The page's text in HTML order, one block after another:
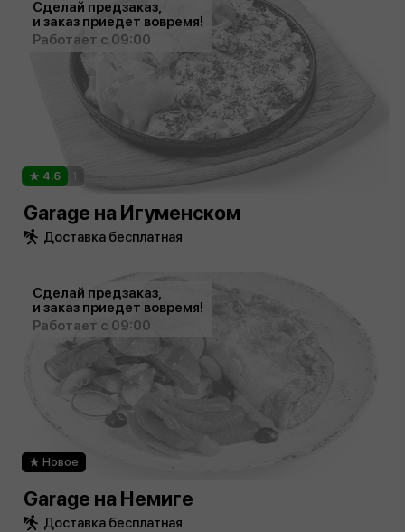
Сделай предзаказ,
и заказ приедет вовремя!
Работает с 09:00
4.6 1
Garage на Игуменском
Доставка бесплатная
Сделай предзаказ,
и заказ приедет вовремя!
Работает с 09:00
Новое
Garage на Немиге
Доставка бесплатная